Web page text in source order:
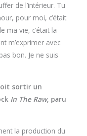
de l’intérieur. Tu
pour moi, c’était
ma vie, c’était la
m’exprimer avec
bon. Je ne suis
sortir un
In The Raw, paru
la production du